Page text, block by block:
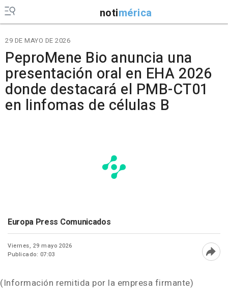
notimérica
29 DE MAYO DE 2026
PeproMene Bio anuncia una
presentación oral en EHA 2026
donde destacará el PMB-CT01
en linfomas de células B
Europa Press Comunicados
Viernes, 29 mayo 2026
Publicado: 07:03
(Información remitida por la empresa firmante)